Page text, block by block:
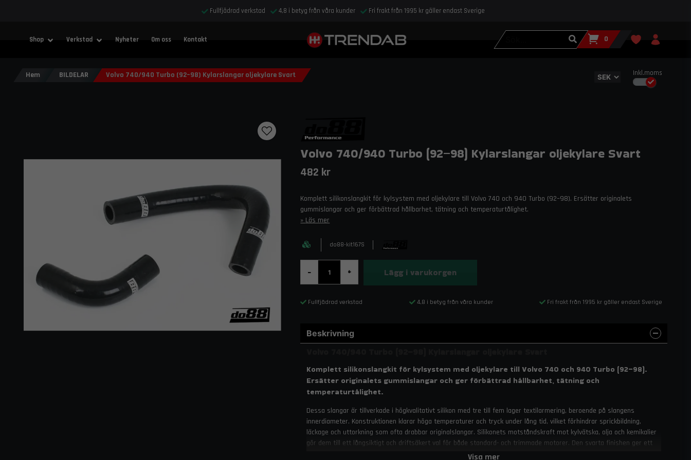
Fullfjädrad verkstad 4,8 i betyg från våra kunder Fri frakt från 1995 kr gäller endast Sverige
Inkl.moms
Shop Verkstad Nyheter Om oss Kontakt 0
Hem BILDELAR Volvo 740/940 Turbo (92–98) Kylarslangar oljekylare Svart
Volvo 740/940 Turbo (92–98) Kylarslangar oljekylare Svart
482 kr
Komplett silikonslangkit för kylsystem med oljekylare till Volvo 740 och 940 Turbo (92–98). Ersätter originalets
gummislangar och ger förbättrad hållbarhet, tätning och temperaturtålighet.
Läs mer
do88-kit167S
- + Lägg i varukorgen
Fullfjädrad verkstad 4,8 i betyg från våra kunder Fri frakt från 1995 kr gäller endast Sverige
Beskrivning
Komplett silikonslangkit för kylsystem med oljekylare till Volvo 740 och 940 Turbo (92–98).
Ersätter originalets gummislangar och ger förbättrad hållbarhet, tätning och
temperaturtålighet.
Dessa slangar är tillverkade i högkvalitativt silikon med tre till fem lager textilarmering, beroende på slangens
innerdiameter. Konstruktionen klarar höga temperaturer och tryck under lång tid, vilket förhindrar sprickbildning,
läckage och uttorkning som ofta drabbar originalslangar. Silikonets motståndskraft mot kylvätska, olja och kemikalier
gör dem till ett långsiktigt och driftsäkert val för både standard- och trimmade motorer. Den svarta finishen ger ett
fabriksnära och diskret utseende i motorrummet. Monteras enkelt utan modifiering.
Visa mer